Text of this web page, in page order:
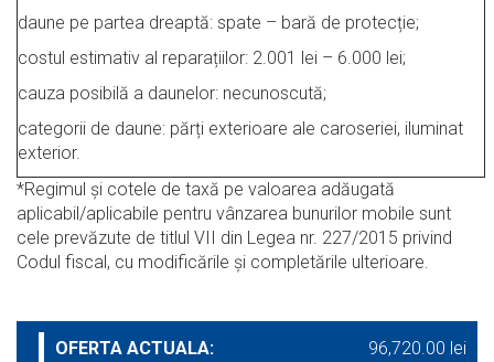
daune pe partea dreaptă: spate – bară de protecție;
costul estimativ al reparațiilor: 2.001 lei – 6.000 lei;
cauza posibilă a daunelor: necunoscută;
categorii de daune: părți exterioare ale caroseriei, iluminat
exterior.
*Regimul şi cotele de taxă pe valoarea adăugată
aplicabil/aplicabile pentru vânzarea bunurilor mobile sunt
cele prevăzute de titlul VII din Legea nr. 227/2015 privind
Codul fiscal, cu modificările şi completările ulterioare.
OFERTA ACTUALA: 96,720.00 lei